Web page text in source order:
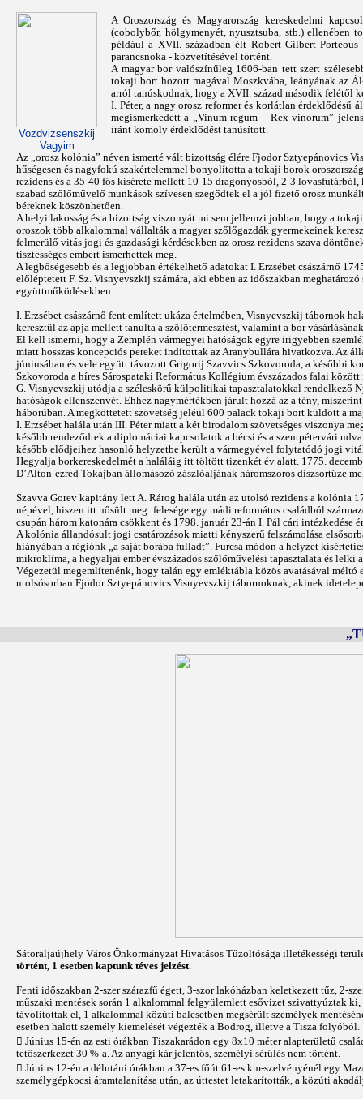
Vozdvizsenszkij
Vagyim
A Oroszország és Magyarország kereskedelmi
(cobolybőr, hölgymenyét, nyusztsuba, stb.) ellenében
például a XVII. században élt Robert Gilbert
parancsnoka - közvetítésével történt.
A magyar bor valószínűleg 1606-ban tett szert
tokaji bort hozott magával Moszkvába, leányának az
arról tanúskodnak, hogy a XVII. század második felétől
I. Péter, a nagy orosz reformer és korlátlan
megismerkedett a „Vinum regum – Rex vinorum”
iránt komoly érdeklődést tanúsított.
Az „orosz kolónia” néven ismerté vált bizottság élére Fjodor Sztyepánovics
hűségesen és nagyfokú szakértelemmel bonyolította a tokaji borok
rezidens és a 35-40 fős kísérete mellett 10-15 dragonyosból, 2-3
szabad szőlőművelő munkások szívesen szegődtek el a jól fizető orosz
béreknek köszönhetően.
A helyi lakosság és a bizottság viszonyát mi sem jellemzi jobban, hogy a
oroszok több alkalommal vállalták a magyar szőlőgazdák gyermekeinek
felmerülő vitás jogi és gazdasági kérdésekben az orosz rezidens szava
tisztességes embert ismerhettek meg.
A legbőségesebb és a legjobban értékelhető adatokat I. Erzsébet császárnő
előléptetett F. Sz. Visnyevszkij számára, aki ebben az időszakban
együttműködésekben.
I. Erzsébet császárnő fent említett ukáza értelmében, Visnyevszkij tábornok
keresztül az apja mellett tanulta a szőlőtermesztést, valamint a bor
El kell ismerni, hogy a Zemplén vármegyei hatóságok egyre irigyebben
miatt hosszas koncepciós pereket indítottak az Aranybullára hivatkozva. Az
júniusában és vele együtt távozott Grigorij Szavvics Szkovoroda, a későbbi
Szkovoroda a híres Sárospataki Református Kollégium évszázados falai
G. Visnyevszkij utódja a széleskörű külpolitikai tapasztalatokkal
hatóságok ellenszenvét. Ehhez nagymértékben járult hozzá az a tény,
háborúban. A megköttetett szövetség jeléül 600 palack tokaji bort küldött a
I. Erzsébet halála után III. Péter miatt a két birodalom szövetséges viszonya
később rendeződtek a diplomáciai kapcsolatok a bécsi és a szentpétervári
később elődjeihez hasonló helyzetbe került a vármegyével folytatódó jogi
Hegyalja borkereskedelmét a haláláig itt töltött tizenkét év alatt. 1775.
D’Alton-ezred Tokajban állomásozó zászlóaljának háromszoros díszsortüze
Szavva Gorev kapitány lett A. Rárog halála után az utolsó rezidens a kolónia
népével, hiszen itt nősült meg: felesége egy mádi református családból
csupán három katonára csökkent és 1798. január 23-án I. Pál cári
A kolónia állandósult jogi csatározások miatti kényszerű felszámolása
hiányában a régiónk „a saját borába fulladt”. Furcsa módon a helyzet
mikroklíma, a hegyaljai ember évszázados szőlőművelési tapasztalata és lelki
Végezetül megemlítenénk, hogy talán egy emléktábla közös avatásával
utolsósorban Fjodor Sztyepánovics Visnyevszkij tábornoknak, akinek
Sátoraljaújhely Város Önkormányzat Hivatásos Tűzoltósága illetékességi
történt, 1 esetben kaptunk téves jelzést
Fenti időszakban 2-szer szárazfű égett, 3-szor lakóházban keletkezett tűz, 2-
műszaki mentések során 1 alkalommal felgyülemlett esővizet szivattyúztak
távolítottak el, 1 alkalommal közúti balesetben megsérült személyek
esetben halott személy kiemelését végezték a Bodrog, illetve a Tisza folyóból.
 Június 15-én az esti órákban Tiszakarádon egy 8x10 méter alapterületű
tetőszerkezet 30 %-a. Az anyagi kár jelentős, személyi sérülés nem történt.
 Június 12-én a délutáni órákban a 37-es főút 61-es km-szelvényénél egy
személygépkocsi áramtalanítása után, az úttestet letakarították, a közúti